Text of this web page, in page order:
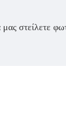
στείλετε